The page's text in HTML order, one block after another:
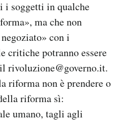
i soggetti in qualche
ma che non
con i
critiche potranno essere
rivoluzione@governo.it.
riforma non è prendere o
riforma sì:
umano, tagli agli